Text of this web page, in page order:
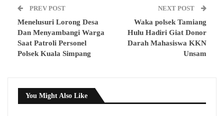
PREV POST
Menelusuri Lorong Desa
Dan Menyambangi Warga
Saat Patroli Personel
Polsek Kuala Simpang
NEXT POST
Waka polsek Tamiang
Hulu Hadiri Giat Donor
Darah Mahasiswa KKN
Unsam
You Might Also Like